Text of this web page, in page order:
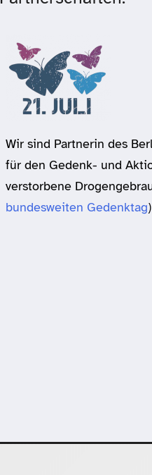
Wir sind Partnerin des
für den Gedenk- und
verstorbene
bundesweiten Gedenktag)